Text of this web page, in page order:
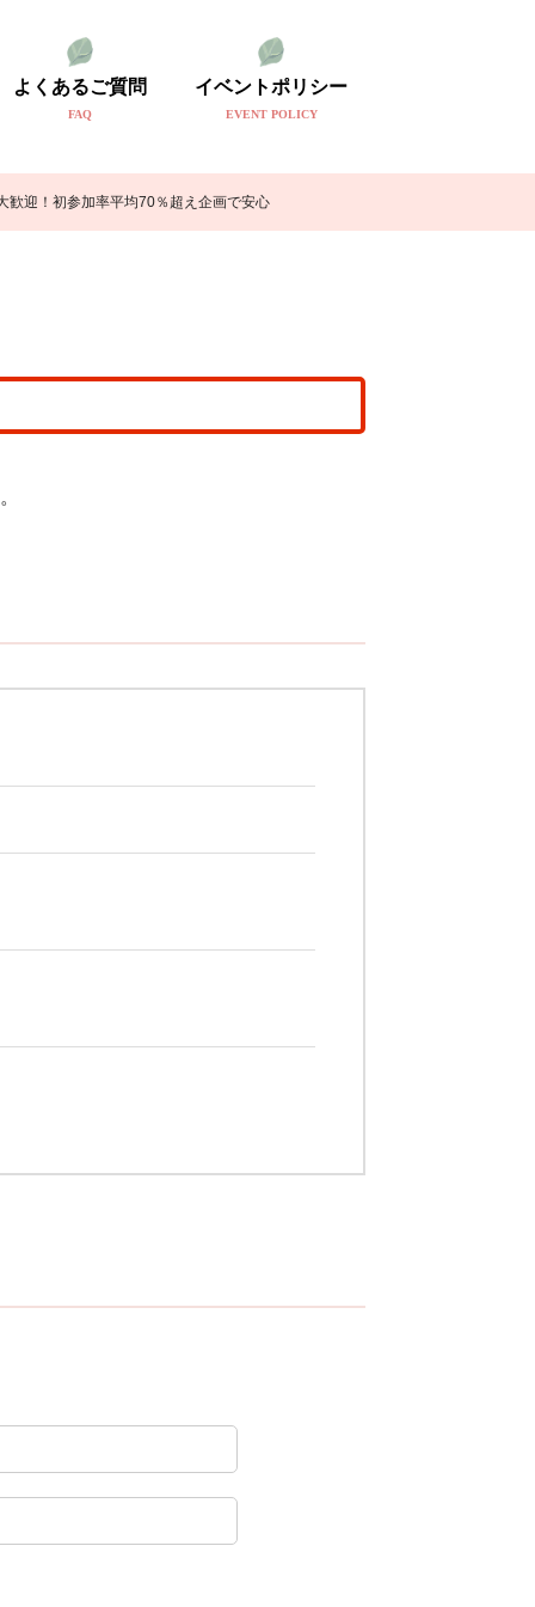
よくあるご質問
FAQ
イベントポリシー
EVENT POLICY
歓迎！初参加率平均70％超え企画で安心